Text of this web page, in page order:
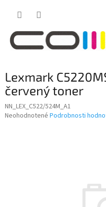
Lexmark
červený toner
NN_LEX_C522/524M_A1
Priemerné
Neohodnotené Podrobnosti